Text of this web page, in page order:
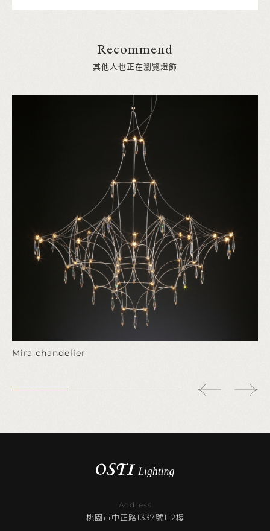
Recommend
其他人也正在瀏覽燈飾
Mira chandelier
Address
桃園市中正路1337號1-2樓